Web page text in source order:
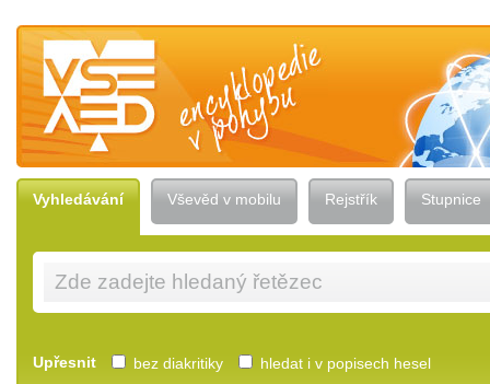
Vševěd — encyklopedie v pohybu
Vyhledávání Vševěd v mobilu Rejstřík Stupnice
Upřesnit bez diakritiky hledat i v popisech hesel